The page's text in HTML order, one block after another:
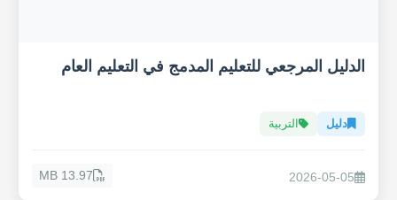
الدليل المرجعي للتعليم المدمج في التعليم العام
دليل التربية
2026-05-05
13.97 MB